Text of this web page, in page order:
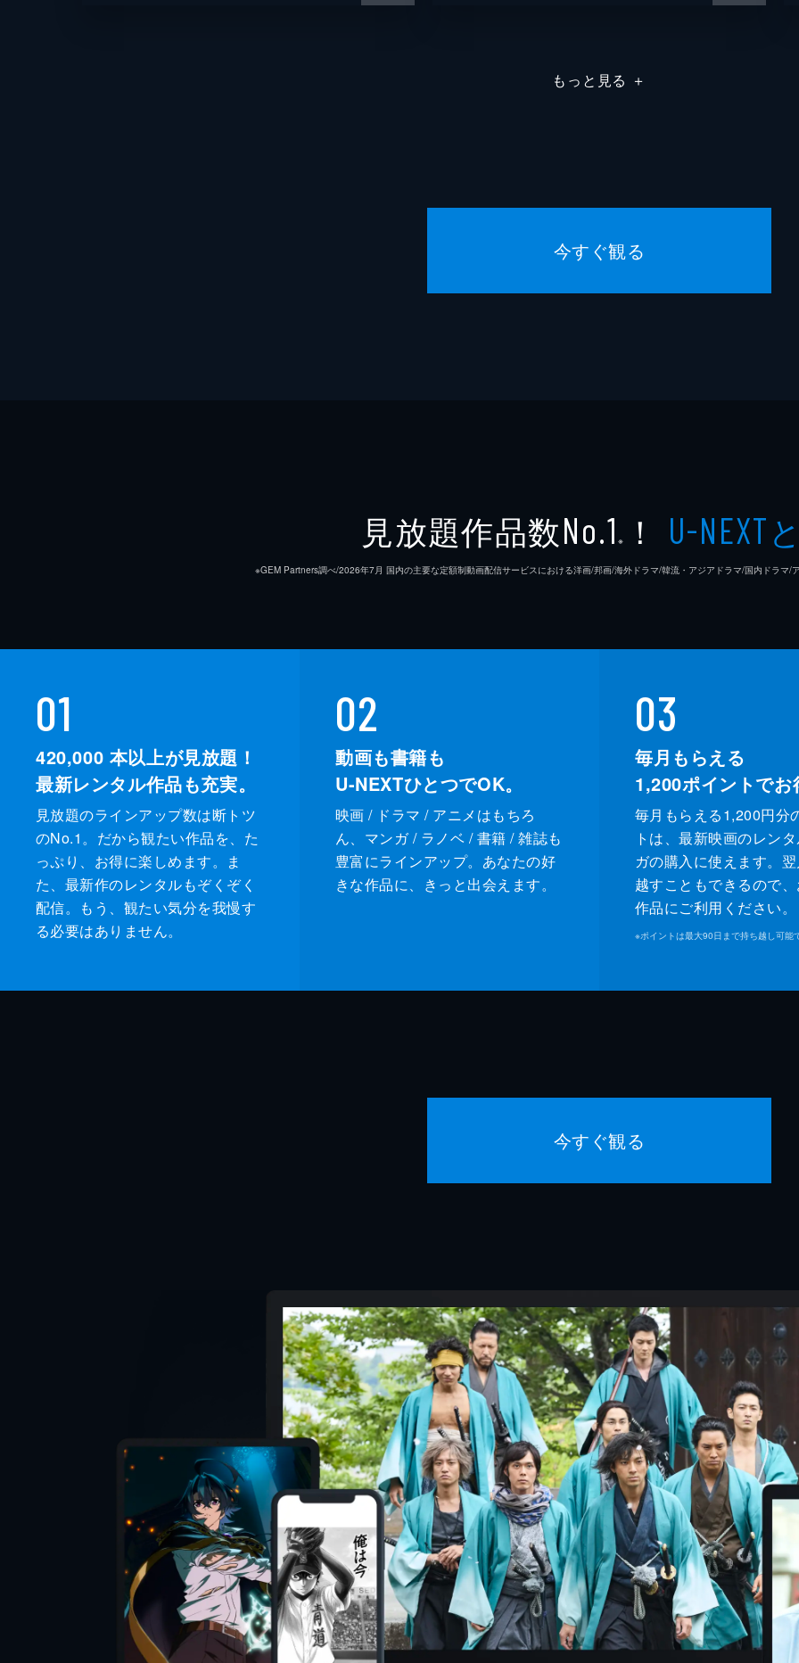
もっと見る ＋
今すぐ観る
見放題作品数No.1 ※ ！ U-NEXT
※GEM Partners調べ/2026年7⽉ 国内の主要な定額制動画配信サービスにおける洋画/邦画/海外ドラマ/韓流・アジアドラマ/国内ドラマ/
01
420,000 本以上が見放題！
最新レンタル作品も充実。
見放題のラインアップ数は断トツ
のNo.1。だから観たい作品を、た
っぷり、お得に楽しめます。ま
た、最新作のレンタルもぞくぞく
配信。もう、観たい気分を我慢す
る必要はありません。
02
動画も書籍も
U-NEXTひとつでOK。
映画 / ドラマ / アニメはもちろ
ん、マンガ / ラノベ / 書籍 / 雑誌も
豊富にラインアップ。あなたの好
きな作品に、きっと出会えます。
03
毎月もらえる
1,200ポイントでお
毎月もらえる1,200円分
トは、最新映画のレン
ガの購入に使えます。
越すこともできるので
作品にご利用ください。
※ポイントは最大90日まで持ち越し可能
今すぐ観る